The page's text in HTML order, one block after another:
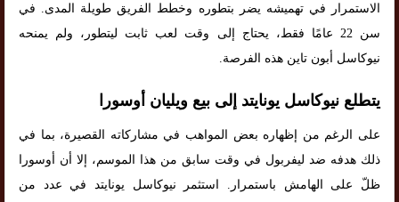
الاستمرار في تهميشه يضر بتطوره وخطط الفريق طويلة المدى. في
سن 22 عامًا فقط، يحتاج إلى وقت لعب ثابت ليتطور، ولم يمنحه
نيوكاسل أبون تاين هذه الفرصة.
يتطلع نيوكاسل يونايتد إلى بيع ويليان أوسورا
على الرغم من إظهاره بعض المواهب في مشاركاته القصيرة، بما في
ذلك هدفه ضد ليفربول في وقت سابق من هذا الموسم، إلا أن أوسورا
ظلّ على الهامش باستمرار. استثمر نيوكاسل يونايتد في عدد من